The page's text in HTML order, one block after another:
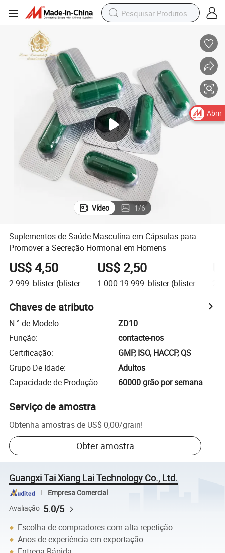
Vídeo 1/6
Suplementos de Saúde Masculina em Cápsulas para
Promover a Secreção Hormonal em Homens
US$ 4,50
2-999 blister (blister
US$ 2,50
1 000-19 999 blister (blister
Chaves de atributo
N ° de Modelo.:
ZD10
Função:
contacte-nos
Certificação:
GMP, ISO, HACCP, QS
Grupo De Idade:
Adultos
Capacidade de Produção: 60000 grão por semana
Serviço de amostra
Obtenha amostras de US$ 0,00/grain!
Obter amostra
Guangxi Tai Xiang Lai Technology Co., Ltd.
Empresa Comercial
Avaliação 5.0/5
Escolha de compradores com alta repetição
Anos de experiência em exportação
Abrir